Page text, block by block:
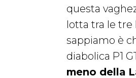
questa
lotta tra le
sappiamo è
diabolica P1
meno della